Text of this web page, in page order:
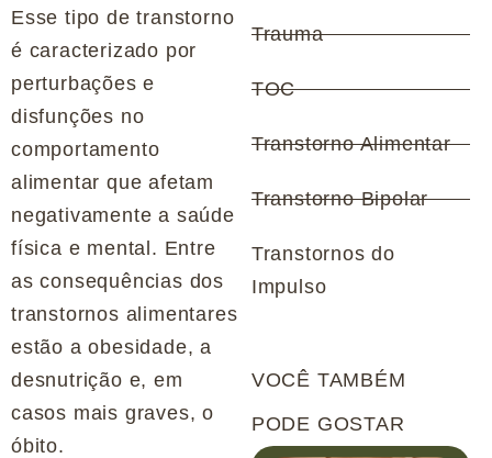
Esse tipo de transtorno
é caracterizado por
perturbações e
disfunções no
comportamento
alimentar que afetam
negativamente a saúde
física e mental. Entre
as consequências dos
transtornos alimentares
estão a obesidade, a
desnutrição e, em
casos mais graves, o
óbito.
Trauma
TOC
Transtorno Alimentar
Transtorno Bipolar
Transtornos do
Impulso
VOCÊ TAMBÉM
PODE GOSTAR